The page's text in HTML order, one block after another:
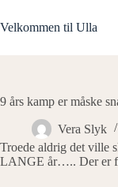
til
indhold
Velkommen til Ulla
9 års kamp er måske
Vera Slyk
Troede aldrig det ville
LANGE år….. Der er